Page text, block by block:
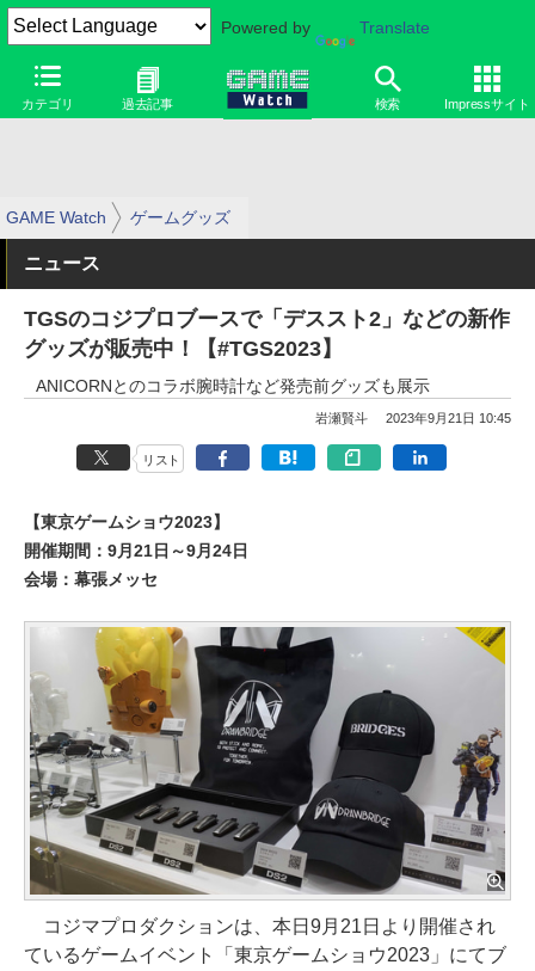
Powered by Translate
カテゴリ 過去記事 検索 Impressサイト
GAME Watch ゲームグッズ
ニュース
TGSのコジプロブースで「デススト2」などの新作
グッズが販売中！【#TGS2023】
ANICORNとのコラボ腕時計など発売前グッズも展示
岩瀬賢斗 2023年9月21日 10:45
リスト
【東京ゲームショウ2023】
開催期間：9月21日～9月24日
会場：幕張メッセ
コジマプロダクションは、本日9月21日より開催され
ているゲームイベント「東京ゲームショウ2023」にてブ